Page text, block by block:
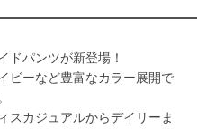
ドパンツが新登場！
ビーなど豊富なカラー展開で
スカジュアルからデイリーま